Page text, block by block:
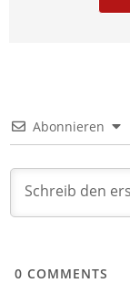
Abonnieren
0 COMMENTS